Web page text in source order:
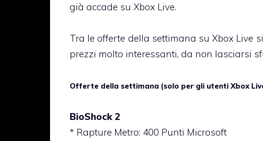
già accade su Xbox Live.
Tra le offerte della settimana su Xbox Live
prezzi molto interessanti, da non lasciarsi
Offerte della settimana (solo per gli utenti Xbox
BioShock 2
* Rapture Metro: 400 Punti Microsoft